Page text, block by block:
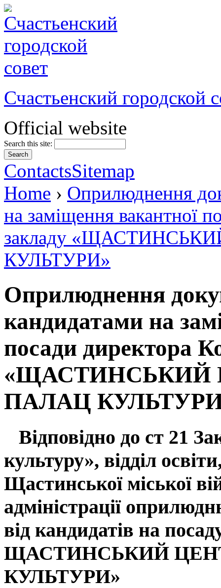
Счастьенский городской
Official website
Search this site:
ContactsSitemap
Home › Оприлюднення
на заміщення вакантної
закладу
КУЛЬТУРИ»
Оприлюднення
кандидатами на
посади директора
«ЩАСТИНСЬКИЙ
ПАЛАЦ
Відповідно до ст 21
культуру», відділ
Щастинської міської
адміністрації
від кандидатів на
ЩАСТИНСЬКИЙ
КУЛЬТУРИ»